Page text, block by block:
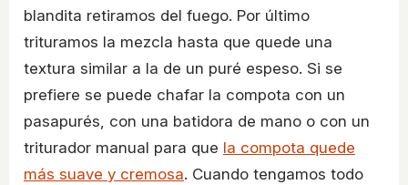
blandita retiramos del fuego. Por último
trituramos la mezcla hasta que quede una
textura similar a la de un puré espeso. Si se
prefiere se puede chafar la compota con un
pasapurés, con una batidora de mano o con un
triturador manual para que la compota quede
más suave y cremosa. Cuando tengamos todo